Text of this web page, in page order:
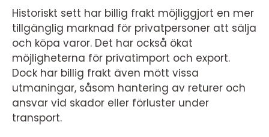
Historiskt sett har billig frakt möjliggjort en mer
tillgänglig marknad för privatpersoner att sälja
och köpa varor. Det har också ökat
möjligheterna för privatimport och export.
Dock har billig frakt även mött vissa
utmaningar, såsom hantering av returer och
ansvar vid skador eller förluster under
transport.